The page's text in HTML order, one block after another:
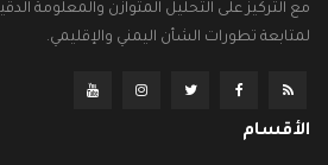
مع التركيز على التحليل المتوازن والمعلومة
لمتابعة تطورات الشأن اليمني والإقليمي.
الأقسام